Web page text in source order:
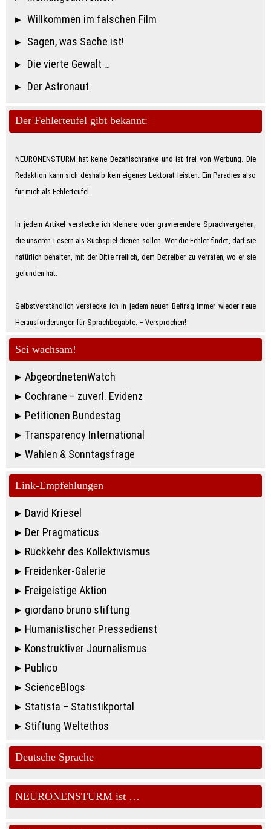
Willkommen im falschen Film
Sagen, was Sache ist!
Die vierte Gewalt …
Der Astronaut
Der Fehlerteufel gibt bekannt:
NEURONENSTURM hat keine Bezahlschranke und ist frei von Werbung. Die
Redaktion kann sich deshalb kein eigenes Lektorat leisten. Ein Paradies also
für mich als Feh­ler­teu­fe­l.
In jedem Artikel verstecke ich kleinere oder gravierendere Sprachvergehen,
die unseren Lesern als Suchspiel dienen sollen. Wer die Fehler findet, darf sie
natürlich behalten, mit der Bitte freilich, dem Betreiber zu verraten, wo er sie
gefunden hat.
Selbstverständlich verstecke ich in jedem neuen Beitrag immer wieder neue
Herausforderungen für Sprachbegabte. – Ver­spro­chen!
Sei wachsam!
AbgeordnetenWatch
Cochrane – zuverl. Evidenz
Petitionen Bundestag
Transparency International
Wahlen & Sonntagsfrage
Link-Empfehlungen
David Kriesel
Der Pragmaticus
Rückkehr des Kollektivismus
Freidenker-Galerie
Freigeistige Aktion
giordano bruno stiftung
Humanistischer Pressedienst
Konstruktiver Journalismus
Publico
ScienceBlogs
Statista – Statistikportal
Stiftung Weltethos
Deutsche Sprache
NEURONENSTURM ist …